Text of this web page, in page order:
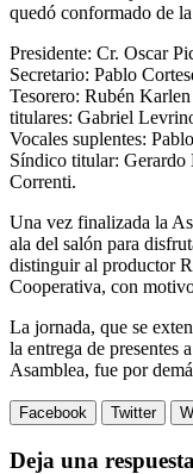
quedó conformado de
Presidente: Cr. Oscar
Secretario: Pablo
Tesorero: Rubén
titulares: Gabriel
Vocales suplentes:
Síndico titular:
Correnti.
Una vez finalizada la
ala del salón para
distinguir al productor
Cooperativa, con
La jornada, que se
la entrega de presentes
Asamblea, fue por
Facebook Twitter
Deja una respuesta